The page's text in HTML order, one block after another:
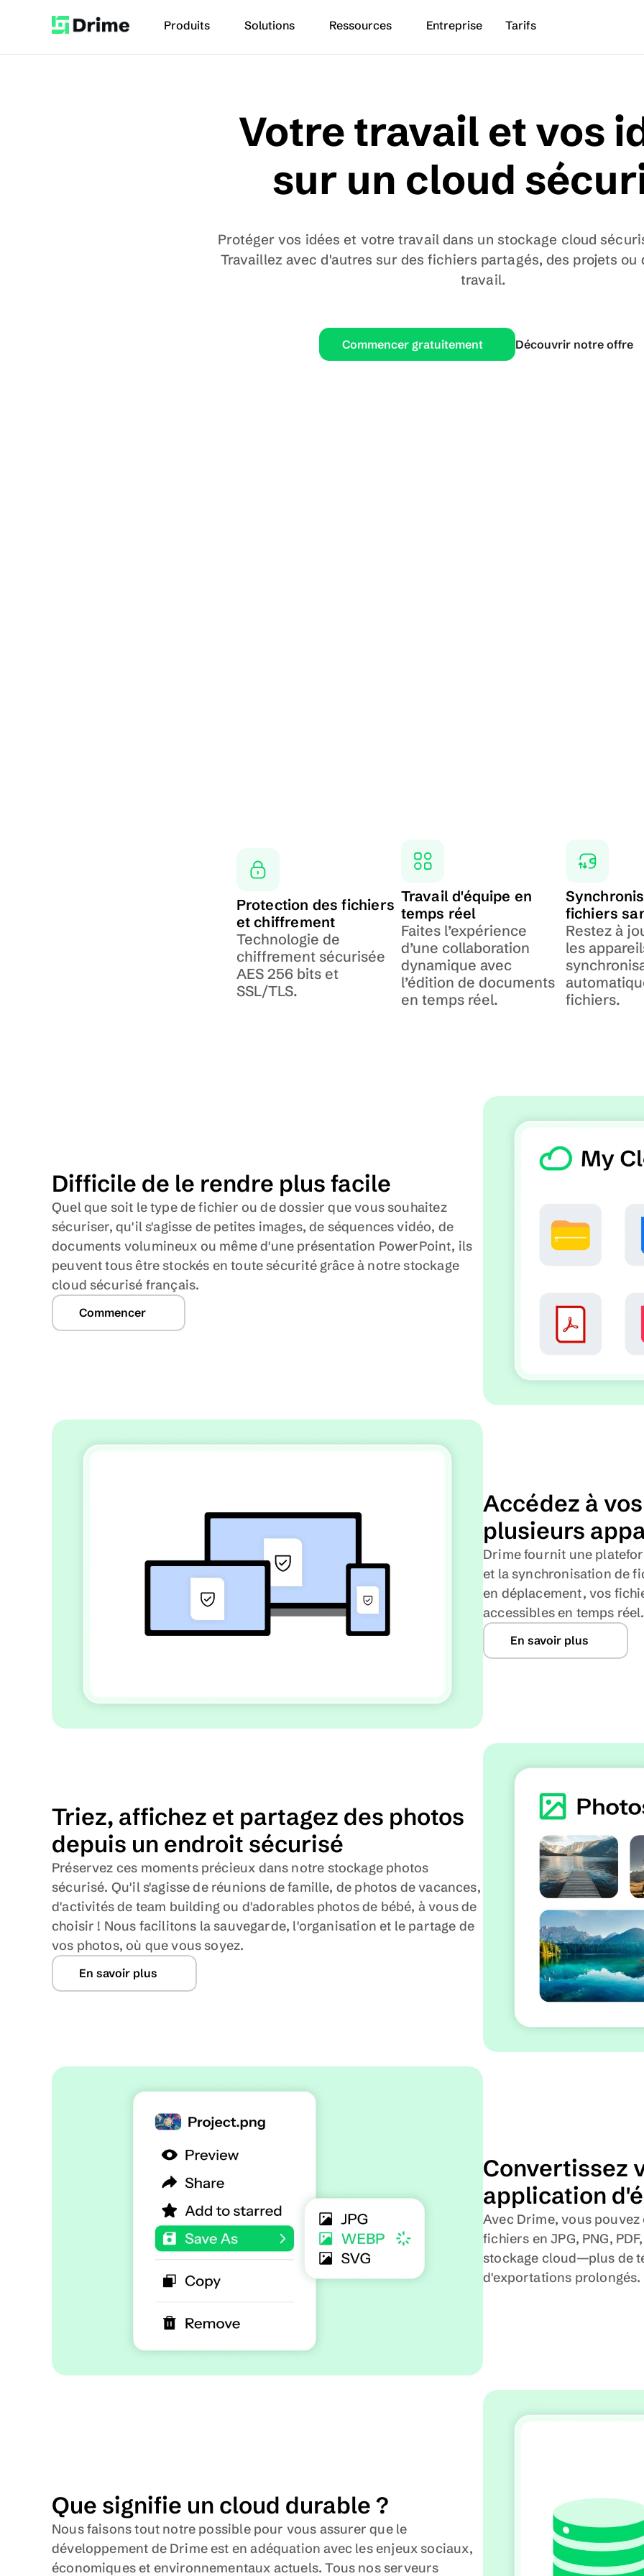
Votre travail et vos
sur un cloud
Protéger vos idées et votre travail dans un stockage cloud
Travaillez avec d'autres sur des fichiers partagés, des projets ou
travail.
Commencer gratuitement Découvrir notre offre
Protection des fichiers
et chiffrement
Technologie de
chiffrement sécurisée
AES 256 bits et
SSL/TLS.
Travail d'équipe en
temps réel
Faites l’expérience
d’une collaboration
dynamique avec
l’édition de documents
en temps réel.
fichiers
Restez à
les
fichiers.
Difficile de le rendre plus facile
Quel que soit le type de fichier ou de dossier que vous souhaitez
sécuriser, qu'il s'agisse de petites images, de séquences vidéo, de
documents volumineux ou même d'une présentation PowerPoint, ils
peuvent tous être stockés en toute sécurité grâce à notre stockage
cloud sécurisé français.
Commencer
Accédez à
plusieurs
Drime fournit une
et la synchronisation de
en déplacement, vos
accessibles en temps réel.
En savoir plus
Triez, affichez et partagez des photos
depuis un endroit sécurisé
Préservez ces moments précieux dans notre stockage photos
sécurisé. Qu'il s'agisse de réunions de famille, de photos de vacances,
d'activités de team building ou d'adorables photos de bébé, à vous de
choisir ! Nous facilitons la sauvegarde, l'organisation et le partage de
vos photos, où que vous soyez.
En savoir plus
Convertissez
application
Avec Drime, vous
fichiers en JPG, PNG,
stockage cloud—plus de
d'exportations prolongés.
Que signifie un cloud durable ?
Nous faisons tout notre possible pour vous assurer que le
développement de Drime est en adéquation avec les enjeux sociaux,
économiques et environnementaux actuels. Tous nos serveurs
Produits Solutions Ressources Entreprise Tarifs